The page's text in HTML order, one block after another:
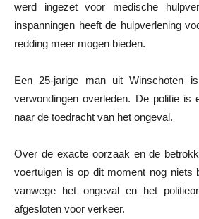
werd ingezet voor medische
inspanningen heeft de hulpverlening
redding meer mogen bieden.
Een 25-jarige man uit Winschoten
verwondingen overleden. De politie is
naar de toedracht van het ongeval.
Over de exacte oorzaak en de
voertuigen is op dit moment nog niets
vanwege het ongeval en het
afgesloten voor verkeer.